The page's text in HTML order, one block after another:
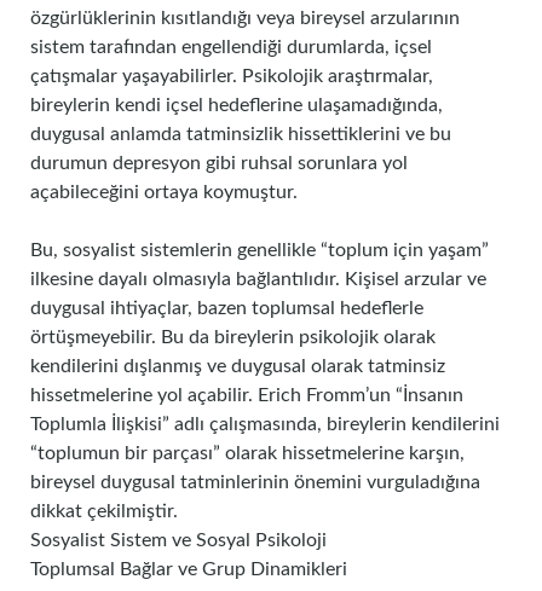
özgürlüklerinin kısıtlandığı veya bireysel arzularının
sistem tarafından engellendiği durumlarda, içsel
çatışmalar yaşayabilirler. Psikolojik araştırmalar,
bireylerin kendi içsel hedeflerine ulaşamadığında,
duygusal anlamda tatminsizlik hissettiklerini ve bu
durumun depresyon gibi ruhsal sorunlara yol
açabileceğini ortaya koymuştur.
Bu, sosyalist sistemlerin genellikle “toplum için yaşam”
ilkesine dayalı olmasıyla bağlantılıdır. Kişisel arzular ve
duygusal ihtiyaçlar, bazen toplumsal hedeflerle
örtüşmeyebilir. Bu da bireylerin psikolojik olarak
kendilerini dışlanmış ve duygusal olarak tatminsiz
hissetmelerine yol açabilir. Erich Fromm’un “İnsanın
Toplumla İlişkisi” adlı çalışmasında, bireylerin kendilerini
“toplumun bir parçası” olarak hissetmelerine karşın,
bireysel duygusal tatminlerinin önemini vurguladığına
dikkat çekilmiştir.
Sosyalist Sistem ve Sosyal Psikoloji
Toplumsal Bağlar ve Grup Dinamikleri